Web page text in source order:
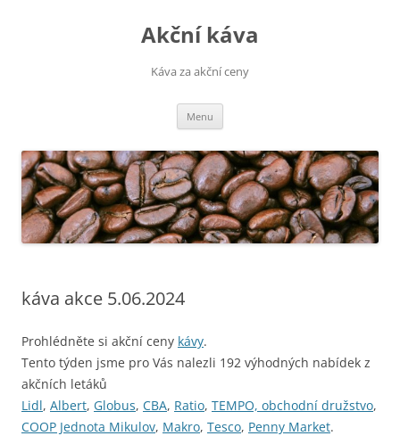
Akční káva
Káva za akční ceny
Menu
káva akce 5.06.2024
Prohlédněte si akční ceny kávy.
Tento týden jsme pro Vás nalezli 192 výhodných nabídek z
akčních letáků
Lidl, Albert, Globus, CBA, Ratio, TEMPO, obchodní družstvo,
COOP Jednota Mikulov, Makro, Tesco, Penny Market.